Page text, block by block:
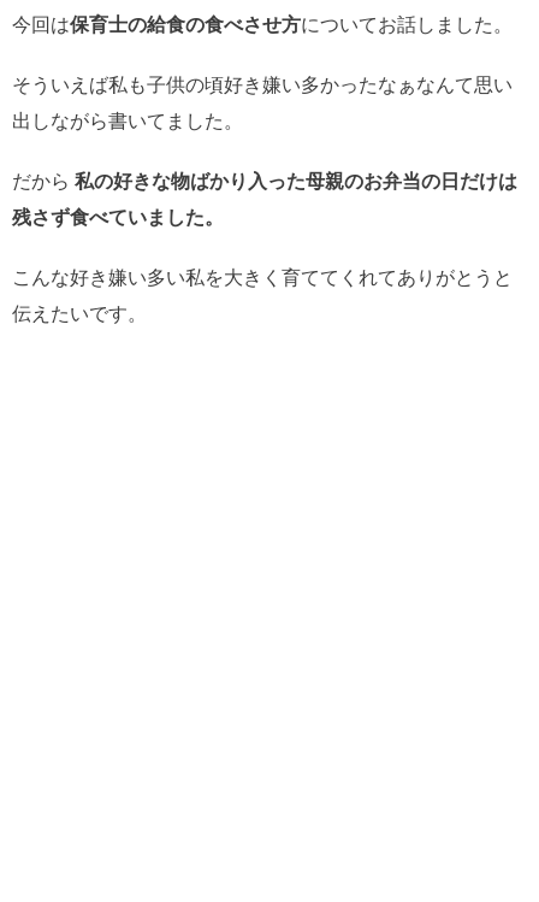
今回は保育士の給食の食べさせ方についてお話しました。
そういえば私も子供の頃好き嫌い多かったなぁなんて思い
出しながら書いてました。
だから 私の好きな物ばかり入った母親のお弁当の日だけは
残さず食べていました。
こんな好き嫌い多い私を大きく育ててくれてありがとうと
伝えたいです。